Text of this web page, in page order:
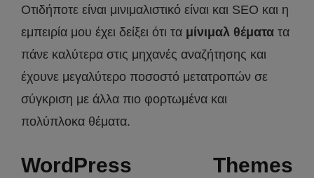
Οτιδήποτε είναι μινιμαλιστικό είναι και SEO και η
εμπειρία μου έχει δείξει ότι τα μίνιμαλ θέματα τα
πάνε καλύτερα στις μηχανές αναζήτησης και
έχουνε μεγαλύτερο ποσοστό μετατροπών σε
σύγκριση με άλλα πιο φορτωμένα και
πολύπλοκα θέματα.
WordPress Themes